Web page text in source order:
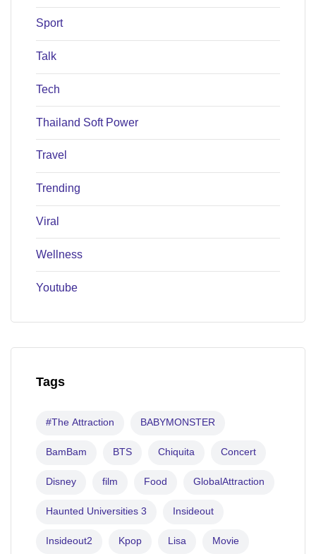
Sport
Talk
Tech
Thailand Soft Power
Travel
Trending
Viral
Wellness
Youtube
Tags
#The Attraction BABYMONSTER
BamBam BTS Chiquita Concert
Disney film Food GlobalAttraction
Haunted Universities 3 Insideout
Insideout2 Kpop Lisa Movie